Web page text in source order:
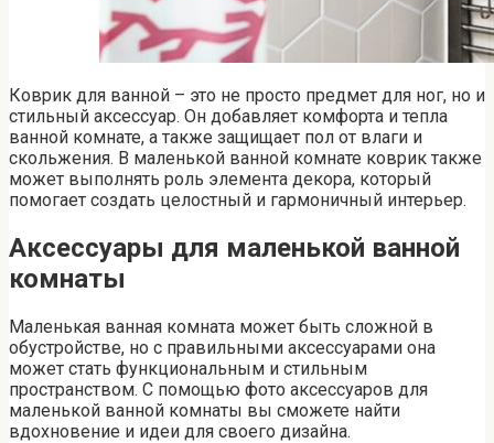
Коврик для ванной – это не просто предмет для ног, но и
стильный аксессуар. Он добавляет комфорта и тепла
ванной комнате, а также защищает пол от влаги и
скольжения. В маленькой ванной комнате коврик также
может выполнять роль элемента декора, который
помогает создать целостный и гармоничный интерьер.
Аксессуары для маленькой ванной
комнаты
Маленькая ванная комната может быть сложной в
обустройстве, но с правильными аксессуарами она
может стать функциональным и стильным
пространством. С помощью фото аксессуаров для
маленькой ванной комнаты вы сможете найти
вдохновение и идеи для своего дизайна.